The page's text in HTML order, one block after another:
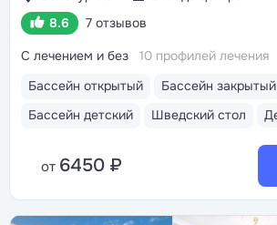
8.6
7 отзывов
Бассейн открытый
Бассейн закрытый
Бассейн детский
Шведский стол
С лечением и без 10 профилей лечения
от 6450 ₽